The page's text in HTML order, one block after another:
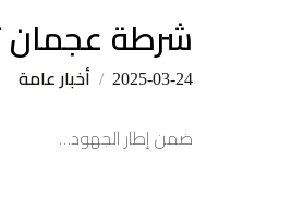
شرطة عجمان
2025-03-24
أخبار عامة
ضمن إطار الجهود…